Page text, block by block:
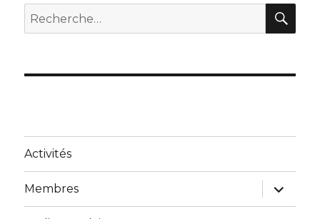
Recherche
pour :
Activités
Membres
ouvrir
le
sous-